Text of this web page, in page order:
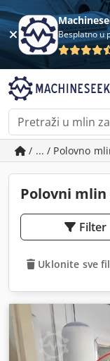
Besplatno u
/ ... / Polovno
Polovni mlin
Filter
Uklonite sve